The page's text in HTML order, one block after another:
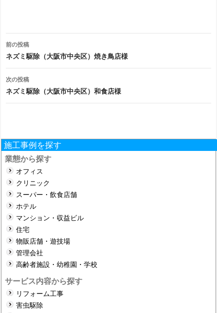
投
稿
ナ
ビ
シ
ョ
ン
前の投稿
ネズミ駆除（大阪市中央区）焼き鳥店様
次の投稿
ネズミ駆除（大阪市中央区）和食店様
施工事例を探す
業態から探す
オフィス
クリニック
スーパー・飲食店舗
ホテル
マンション・収益ビル
住宅
物販店舗・遊技場
管理会社
高齢者施設・幼稚園・学校
サービス内容から探す
リフォーム工事
害虫駆除